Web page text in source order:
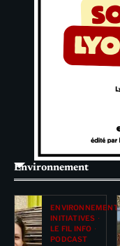
Environnement
ENVIRONNEMENT
INITIATIVES
LE FIL INFO
PODCAST